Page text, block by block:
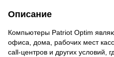
Описание
Компьютеры Patriot Optim
офиса, дома, рабочих мест
call-центров и других условий,